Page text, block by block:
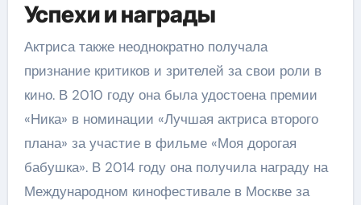
Успехи и награды
Актриса также неоднократно получала
признание критиков и зрителей за свои роли в
кино. В 2010 году она была удостоена премии
«Ника» в номинации «Лучшая актриса второго
плана» за участие в фильме «Моя дорогая
бабушка». В 2014 году она получила награду на
Международном кинофестивале в Москве за